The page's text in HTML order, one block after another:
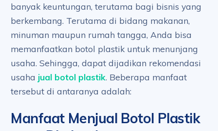
banyak keuntungan, terutama bagi bisnis yang
berkembang. Terutama di bidang makanan,
minuman maupun rumah tangga, Anda bisa
memanfaatkan botol plastik untuk menunjang
usaha. Sehingga, dapat dijadikan rekomendasi
usaha jual botol plastik. Beberapa manfaat
tersebut di antaranya adalah:
Manfaat Menjual Botol Plastik